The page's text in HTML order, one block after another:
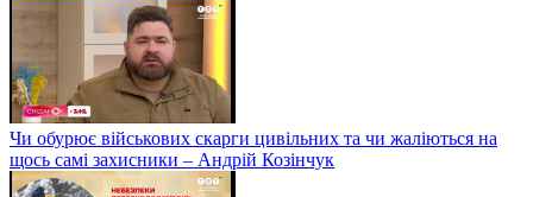
Чи обурює військових скарги цивільних та чи жаліються на
щось самі захисники – Андрій Козінчук